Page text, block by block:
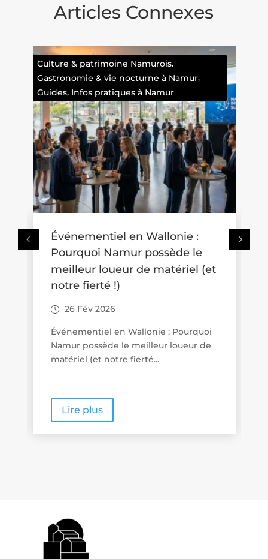
Articles Connexes
Culture & patrimoine Namurois,
Gastronomie & vie nocturne à Namur,
Guides,Infos pratiques à Namur
Événementiel en Wallonie :
Pourquoi Namur possède le
meilleur loueur de matériel (et
notre fierté !)
26 Fév 2026
Événementiel en Wallonie : Pourquoi
Namur possède le meilleur loueur de
matériel (et notre fierté...
Lire plus
Où